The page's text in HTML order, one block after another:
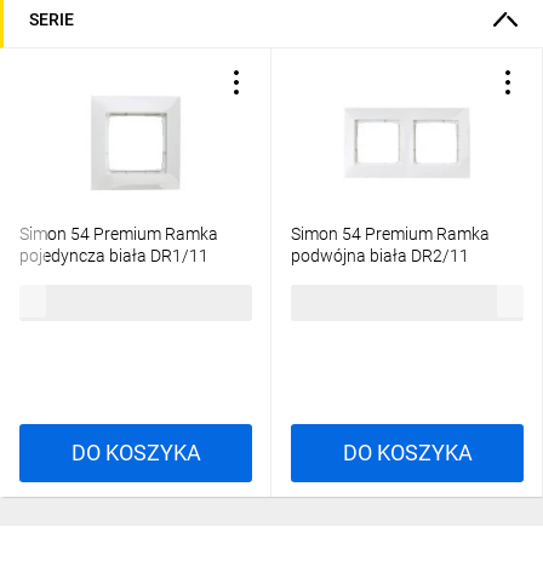
SERIE
Simon 54 Premium Ramka
pojedyncza biała DR1/11
DO KOSZYKA
Simon 54 Premium Ramka
podwójna biała DR2/11
DO KOSZYKA